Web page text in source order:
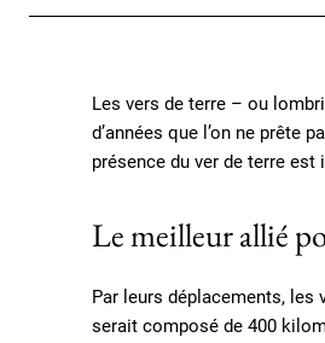
Les vers de terre – ou
d’années que l’on ne prête
présence du ver de terre
Le meilleur allié
Par leurs déplacements, les
serait composé de 400